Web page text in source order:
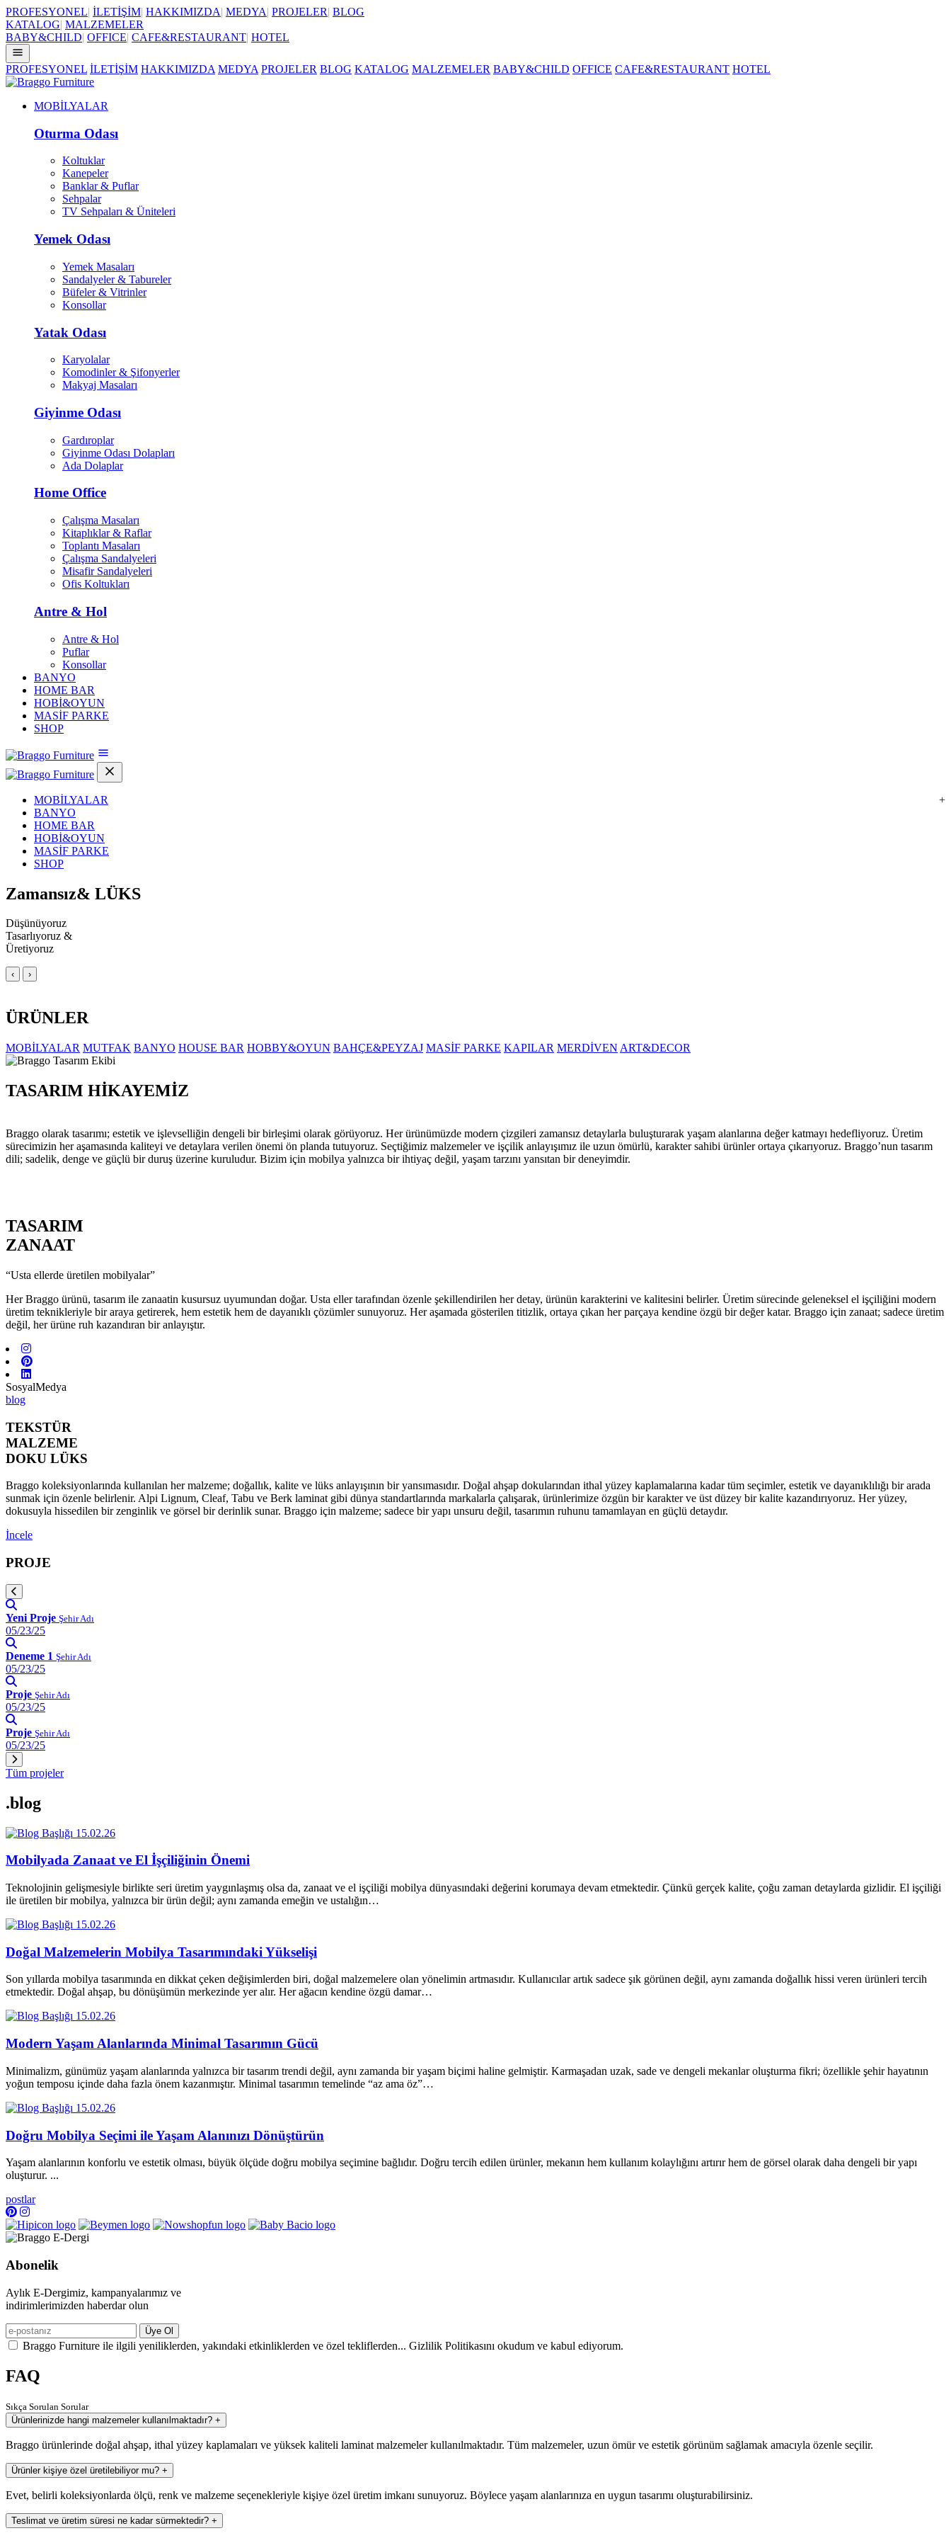
PROFESYONEL| İLETİŞİM| HAKKIMIZDA| MEDYA| PROJELER| BLOG
KATALOG| MALZEMELER
BABY&CHILD| OFFICE| CAFE&RESTAURANT| HOTEL
PROFESYONEL İLETİŞİM HAKKIMIZDA MEDYA PROJELER BLOG KATALOG MALZEMELER BABY&CHILD OFFICE CAFE&RESTAURANT HOTEL
MOBİLYALAR
Oturma Odası
Koltuklar
Kanepeler
Banklar & Puflar
Sehpalar
TV Sehpaları & Üniteleri
Yemek Odası
Yemek Masaları
Sandalyeler & Tabureler
Büfeler & Vitrinler
Konsollar
Yatak Odası
Karyolalar
Komodinler & Şifonyerler
Makyaj Masaları
Giyinme Odası
Gardıroplar
Giyinme Odası Dolapları
Ada Dolaplar
Home Office
Çalışma Masaları
Kitaplıklar & Raflar
Toplantı Masaları
Çalışma Sandalyeleri
Misafir Sandalyeleri
Ofis Koltukları
Antre & Hol
Antre & Hol
Puflar
Konsollar
BANYO
HOME BAR
HOBİ&OYUN
MASİF PARKE
SHOP
MOBİLYALAR
+
BANYO
HOME BAR
HOBİ&OYUN
MASİF PARKE
SHOP
Zamansız& LÜKS
Düşünüyoruz
Tasarlıyoruz &
Üretiyoruz
‹ ›
ÜRÜNLER
MOBİLYALAR MUTFAK BANYO HOUSE BAR HOBBY&OYUN BAHÇE&PEYZAJ MASİF PARKE KAPILAR MERDİVEN ART&DECOR
TASARIM HİKAYEMİZ
Braggo olarak tasarımı; estetik ve işlevselliğin dengeli bir birleşimi olarak görüyoruz. Her ürünümüzde modern çizgileri zamansız detaylarla buluşturarak yaşam alanlarına değer katmayı hedefliyoruz. Üretim
sürecimizin her aşamasında kaliteyi ve detaylara verilen önemi ön planda tutuyoruz. Seçtiğimiz malzemeler ve işçilik anlayışımız ile uzun ömürlü, karakter sahibi ürünler ortaya çıkarıyoruz. Braggo’nun tasarım
dili; sadelik, denge ve güçlü bir duruş üzerine kuruludur. Bizim için mobilya yalnızca bir ihtiyaç değil, yaşam tarzını yansıtan bir deneyimdir.
TASARIM
ZANAAT
“Usta ellerde üretilen mobilyalar”
Her Braggo ürünü, tasarım ile zanaatin kusursuz uyumundan doğar. Usta eller tarafından özenle şekillendirilen her detay, ürünün karakterini ve kalitesini belirler. Üretim sürecinde geleneksel el işçiliğini modern
üretim teknikleriyle bir araya getirerek, hem estetik hem de dayanıklı çözümler sunuyoruz. Her aşamada gösterilen titizlik, ortaya çıkan her parçaya kendine özgü bir değer katar. Braggo için zanaat; sadece üretim
değil, her ürüne ruh kazandıran bir anlayıştır.
SosyalMedya
blog
TEKSTÜR
MALZEME
DOKU LÜKS
Braggo koleksiyonlarında kullanılan her malzeme; doğallık, kalite ve lüks anlayışının bir yansımasıdır. Doğal ahşap dokularından ithal yüzey kaplamalarına kadar tüm seçimler, estetik ve dayanıklılığı bir arada
sunmak için özenle belirlenir. Alpi Lignum, Cleaf, Tabu ve Berk laminat gibi dünya standartlarında markalarla çalışarak, ürünlerimize özgün bir karakter ve üst düzey bir kalite kazandırıyoruz. Her yüzey,
dokusuyla hissedilen bir zenginlik ve görsel bir derinlik sunar. Braggo için malzeme; sadece bir yapı unsuru değil, tasarımın ruhunu tamamlayan en güçlü detaydır.
İncele
PROJE
Yeni Proje Şehir Adı
05/23/25
Deneme 1 Şehir Adı
05/23/25
Proje Şehir Adı
05/23/25
Proje Şehir Adı
05/23/25
Tüm projeler
.blog
15.02.26
Mobilyada Zanaat ve El İşçiliğinin Önemi
Teknolojinin gelişmesiyle birlikte seri üretim yaygınlaşmış olsa da, zanaat ve el işçiliği mobilya dünyasındaki değerini korumaya devam etmektedir. Çünkü gerçek kalite, çoğu zaman detaylarda gizlidir. El işçiliği
ile üretilen bir mobilya, yalnızca bir ürün değil; aynı zamanda emeğin ve ustalığın…
15.02.26
Doğal Malzemelerin Mobilya Tasarımındaki Yükselişi
Son yıllarda mobilya tasarımında en dikkat çeken değişimlerden biri, doğal malzemelere olan yönelimin artmasıdır. Kullanıcılar artık sadece şık görünen değil, aynı zamanda doğallık hissi veren ürünleri tercih
etmektedir. Doğal ahşap, bu dönüşümün merkezinde yer alır. Her ağacın kendine özgü damar…
15.02.26
Modern Yaşam Alanlarında Minimal Tasarımın Gücü
Minimalizm, günümüz yaşam alanlarında yalnızca bir tasarım trendi değil, aynı zamanda bir yaşam biçimi haline gelmiştir. Karmaşadan uzak, sade ve dengeli mekanlar oluşturma fikri; özellikle şehir hayatının
yoğun temposu içinde daha fazla önem kazanmıştır. Minimal tasarımın temelinde “az ama öz”…
15.02.26
Doğru Mobilya Seçimi ile Yaşam Alanınızı Dönüştürün
Yaşam alanlarının konforlu ve estetik olması, büyük ölçüde doğru mobilya seçimine bağlıdır. Doğru tercih edilen ürünler, mekanın hem kullanım kolaylığını artırır hem de görsel olarak daha dengeli bir yapı
oluşturur. ...
postlar
Abonelik
Aylık E-Dergimiz, kampanyalarımız ve
indirimlerimizden haberdar olun
Üye Ol
Braggo Furniture ile ilgili yeniliklerden, yakındaki etkinliklerden ve özel tekliflerden... Gizlilik Politikasını okudum ve kabul ediyorum.
FAQ
Sıkça Sorulan Sorular
Ürünlerinizde hangi malzemeler kullanılmaktadır? +
Braggo ürünlerinde doğal ahşap, ithal yüzey kaplamaları ve yüksek kaliteli laminat malzemeler kullanılmaktadır. Tüm malzemeler, uzun ömür ve estetik görünüm sağlamak amacıyla özenle seçilir.
Ürünler kişiye özel üretilebiliyor mu? +
Evet, belirli koleksiyonlarda ölçü, renk ve malzeme seçenekleriyle kişiye özel üretim imkanı sunuyoruz. Böylece yaşam alanlarınıza en uygun tasarımı oluşturabilirsiniz.
Teslimat ve üretim süresi ne kadar sürmektedir? +